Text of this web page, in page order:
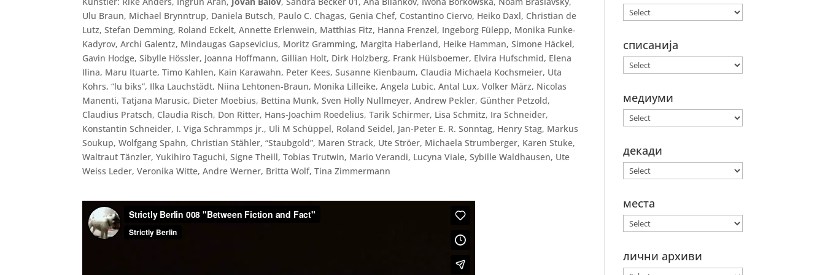
Ulu Braun, Michael Brynntrup, Daniela Butsch, Paulo C. Chagas, Genia Chef, Costantino Ciervo, Heiko Daxl, Christian de
Lutz, Stefan Demming, Roland Eckelt, Annette Erlenwein, Matthias Fitz, Hanna Frenzel, Ingeborg Fülepp, Monika Funke-
Kadyrov, Archi Galentz, Mindaugas Gapsevicius, Moritz Gramming, Margita Haberland, Heike Hamman, Simone Häckel,
Gavin Hodge, Sibylle Hössler, Joanna Hoffmann, Gillian Holt, Dirk Holzberg, Frank Hülsboemer, Elvira Hufschmid, Elena
Ilina, Maru Ituarte, Timo Kahlen, Kain Karawahn, Peter Kees, Susanne Kienbaum, Claudia Michaela Kochsmeier, Uta
Kohrs, “lu biks”, Ilka Lauchstädt, Niina Lehtonen-Braun, Monika Lilleike, Angela Lubic, Antal Lux, Volker März, Nicolas
Manenti, Tatjana Marusic, Dieter Moebius, Bettina Munk, Sven Holly Nullmeyer, Andrew Pekler, Günther Petzold,
Claudius Pratsch, Claudia Risch, Don Ritter, Hans-Joachim Roedelius, Tarik Schirmer, Lisa Schmitz, Ira Schneider,
Konstantin Schneider, I. Viga Schrammps jr., Uli M Schüppel, Roland Seidel, Jan-Peter E. R. Sonntag, Henry Stag, Markus
Soukup, Wolfgang Spahn, Christian Stähler, “Staubgold”, Maren Strack, Ute Ströer, Michaela Strumberger, Karen Stuke,
Waltraut Tänzler, Yukihiro Taguchi, Signe Theill, Tobias Trutwin, Mario Verandi, Lucyna Viale, Sybille Waldhausen, Ute
Weiss Leder, Veronika Witte, Andre Werner, Britta Wolf, Tina Zimmermann
списанија
медиуми
декади
места
лични архиви